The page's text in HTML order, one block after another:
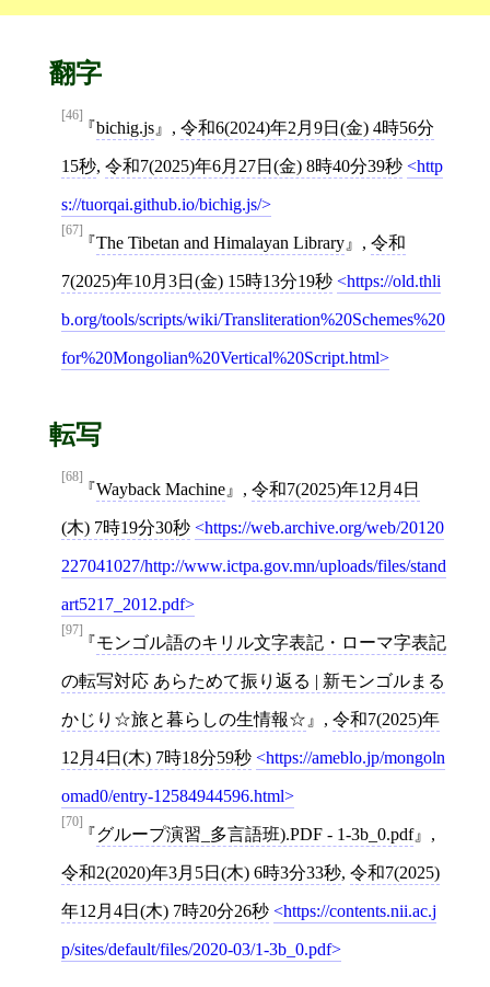
翻字
[46]
bichig.js , 令和6(2024)年2月9日(金) 4時56分
15秒, 令和7(2025)年6月27日(金) 8時40分39秒 http
s://tuorqai.github.io/bichig.js/
[67]
The Tibetan and Himalayan Library , 令和
7(2025)年10月3日(金) 15時13分19秒 https://old.thli
b.org/tools/scripts/wiki/Transliteration%20Schemes%20
for%20Mongolian%20Vertical%20Script.html
転写
[68]
Wayback Machine , 令和7(2025)年12月4日
(木) 7時19分30秒 https://web.archive.org/web/20120
227041027/http://www.ictpa.gov.mn/uploads/files/stand
art5217_2012.pdf
[69]
[97]
モンゴル語のキリル文字表記・ローマ字表記
の転写対応 あらためて振り返る | 新モンゴルまる
かじり☆旅と暮らしの生情報☆ , 令和7(2025)年
12月4日(木) 7時18分59秒 https://ameblo.jp/mongoln
omad0/entry-12584944596.html
[70]
グループ演習_多言語班).PDF - 1-3b_0.pdf ,
令和2(2020)年3月5日(木) 6時3分33秒, 令和7(2025)
年12月4日(木) 7時20分26秒 https://contents.nii.ac.j
p/sites/default/files/2020-03/1-3b_0.pdf